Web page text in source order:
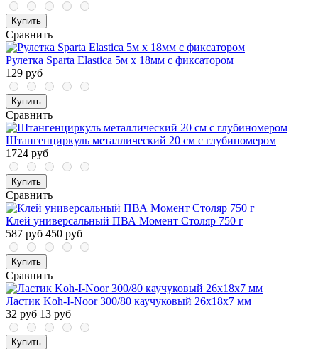
Купить
Сравнить
Рулетка Sparta Elastica 5м x 18мм с фиксатором
129 руб
Купить
Сравнить
Штангенциркуль металлический 20 см с глубиномером
1724 руб
Купить
Сравнить
Клей универсальный ПВА Момент Столяр 750 г
587 руб 450 руб
Купить
Сравнить
Ластик Koh-I-Noor 300/80 каучуковый 26x18x7 мм
32 руб 13 руб
Купить